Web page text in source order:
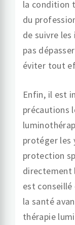
la condition
du
de suivre
pas
éviter tout
Enfin, il est
précautions
protéger les
protection
directement
est
la santé
thérapie